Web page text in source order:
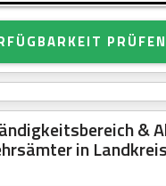
PRÜFEN
&
in